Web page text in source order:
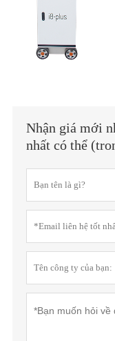
Nhận giá mới
nhất có thể